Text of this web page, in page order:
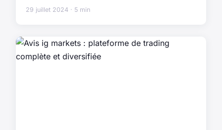
29 juillet 2024 · 5 min